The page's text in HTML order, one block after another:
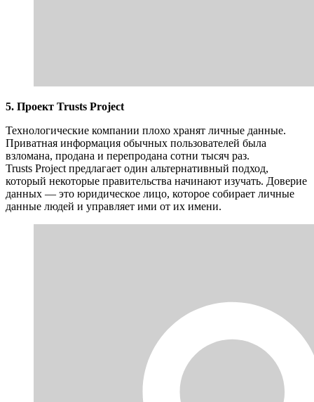
5. Проект Trusts Project
Технологические компании плохо хранят личные данные.
Приватная информация обычных пользователей была
взломана, продана и перепродана сотни тысяч раз.
Trusts Project предлагает один альтернативный подход,
который некоторые правительства начинают изучать. Доверие
данных — это юридическое лицо, которое собирает личные
данные людей и управляет ими от их имени.